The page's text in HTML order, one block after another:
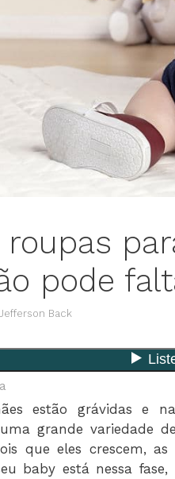
pode
Back
estão grávidas e
grande variedade
que eles crescem,
baby está nessa